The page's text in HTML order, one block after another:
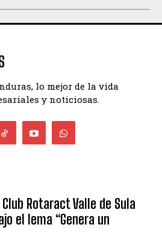
lo mejor de la vida
y noticiosas.
Rotaract Valle de Sula
el lema “Genera un